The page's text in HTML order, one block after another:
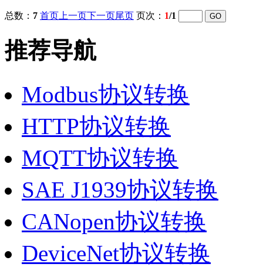
总数： 7 首页 上一页下一页尾页 页次： 1/1
推荐导航
Modbus协议转换
HTTP协议转换
MQTT协议转换
SAE J1939协议转换
CANopen协议转换
DeviceNet协议转换